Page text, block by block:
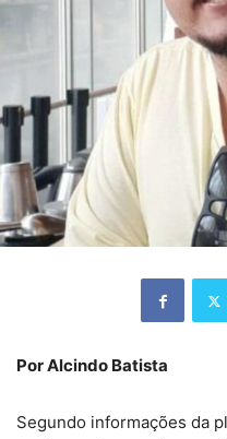
Por Alcindo Batista
Segundo informações da